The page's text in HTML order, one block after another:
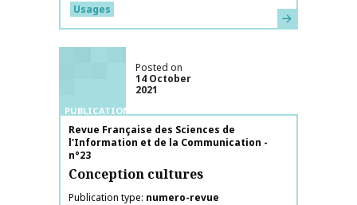
Usages
Learn more
PUBLICATIONS
Posted on
14 October
2021
Publication name
Revue Française des Sciences de
l'Information et de la Communication -
n°23
Conception cultures
Publication type numero-revue